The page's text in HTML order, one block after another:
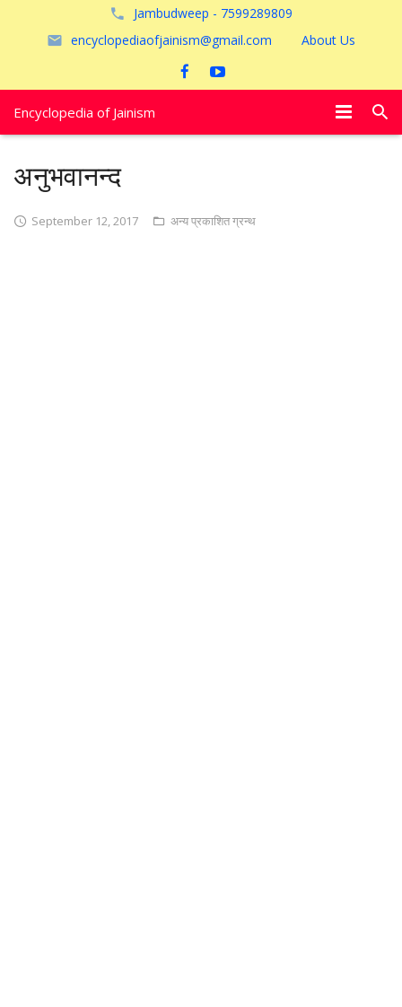
Jambudweep - 7599289809
encyclopediaofjainism@gmail.com
About Us
Encyclopedia of Jainism
पूजायें
अनुभवानन्द
September 12, 2017 अन्य प्रकाशित ग्रन्थ